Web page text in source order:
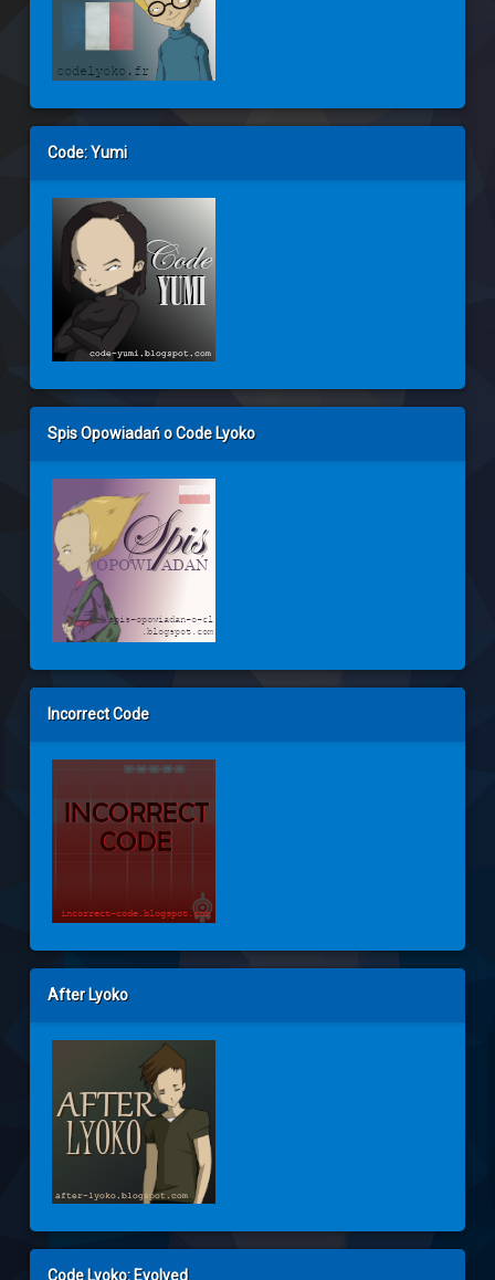
Code: Yumi
Spis Opowiadań o Code Lyoko
Incorrect Code
After Lyoko
Code Lyoko: Evolved